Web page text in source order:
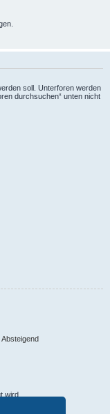
soll. Unterforen werden
durchsuchen“ unten nicht
Absteigend
wird.